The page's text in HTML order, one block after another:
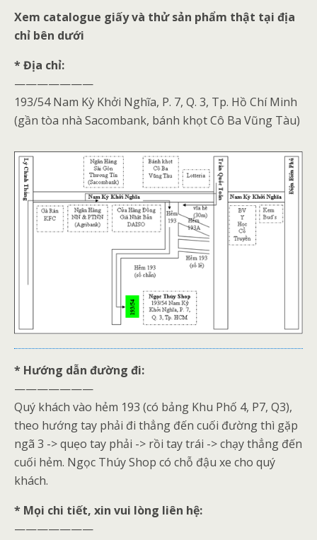
Xem catalogue giấy và thử sản phẩm thật tại địa
chỉ bên dưới
* Địa chỉ:
———————
193/54 Nam Kỳ Khởi Nghĩa, P. 7, Q. 3, Tp. Hồ Chí Minh
(gần tòa nhà Sacombank, bánh khọt Cô Ba Vũng Tàu)
* Hướng dẫn đường đi:
———————
Quý khách vào hẻm 193 (có bảng Khu Phố 4, P7, Q3),
theo hướng tay phải đi thẳng đến cuối đường thì gặp
ngã 3 -> quẹo tay phải -> rồi tay trái -> chạy thẳng đến
cuối hẻm. Ngọc Thúy Shop có chỗ đậu xe cho quý
khách.
* Mọi chi tiết, xin vui lòng liên hệ:
———————